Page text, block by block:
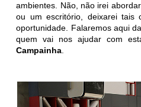
ambientes. Não, não irei
ou um escritório, deixarei tais
oportunidade. Falaremos aqui
quem vai nos ajudar com
Campainha.